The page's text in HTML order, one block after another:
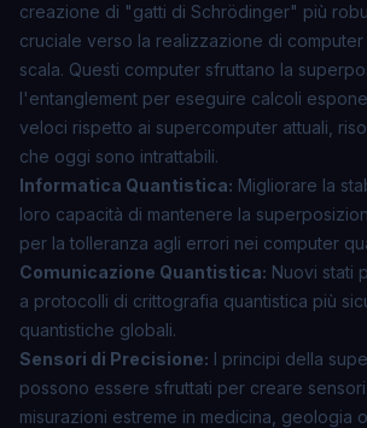
creazione di "gatti di Schrödinger" più
cruciale verso la realizzazione di computer
scala. Questi computer sfruttano la
l'entanglement per eseguire calcoli
veloci rispetto ai supercomputer attuali,
che oggi sono intrattabili.
Informatica Quantistica: Migliorare la
loro capacità di mantenere la
per la tolleranza agli errori nei computer
Comunicazione Quantistica: Nuovi stati
a protocolli di crittografia quantistica più
quantistiche globali.
Sensori di Precisione: I principi della
possono essere sfruttati per creare
misurazioni estreme in medicina, geologia